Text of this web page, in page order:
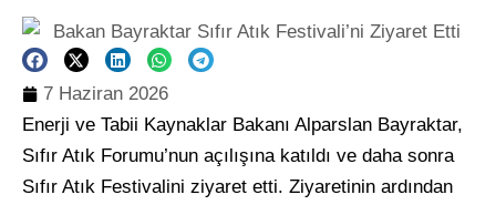
7 Haziran 2026
Enerji ve Tabii Kaynaklar Bakanı Alparslan Bayraktar,
Sıfır Atık Forumu’nun açılışına katıldı ve daha sonra
Sıfır Atık Festivalini ziyaret etti. Ziyaretinin ardından